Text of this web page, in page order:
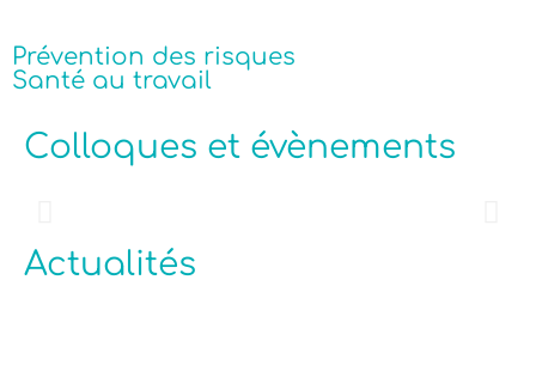
Prévention des risques
Santé au travail
Colloques et évènements
Actualités